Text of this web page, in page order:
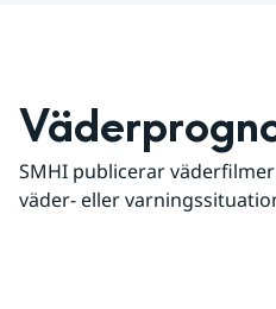
SMHI publicerar
väder- eller